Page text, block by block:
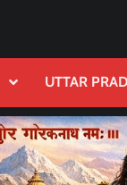
UTTAR